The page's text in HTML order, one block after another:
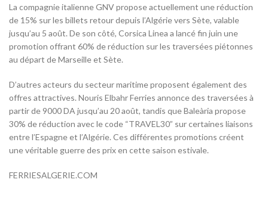
La compagnie italienne GNV propose actuellement une réduction
de 15% sur les billets retour depuis l’Algérie vers Sète, valable
jusqu’au 5 août. De son côté, Corsica Linea a lancé fin juin une
promotion offrant 60% de réduction sur les traversées piétonnes
au départ de Marseille et Sète.
D’autres acteurs du secteur maritime proposent également des
offres attractives. Nouris Elbahr Ferries annonce des traversées à
partir de 9000 DA jusqu’au 20 août, tandis que Baleària propose
30% de réduction avec le code “TRAVEL30” sur certaines liaisons
entre l’Espagne et l’Algérie. Ces différentes promotions créent
une véritable guerre des prix en cette saison estivale.
FERRIESALGERIE.COM